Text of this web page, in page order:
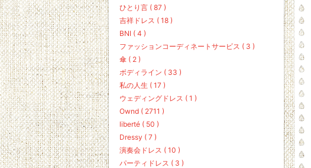
ひとり言 ( 87 )
吉祥ドレス ( 18 )
BNI ( 4 )
ファッションコーディネートサービス ( 3 )
傘 ( 2 )
ボディライン ( 33 )
私の人生 ( 17 )
ウェディングドレス ( 1 )
Ownd ( 2711 )
liberté ( 50 )
Dressy ( 7 )
演奏会ドレス ( 10 )
パーティドレス ( 3 )